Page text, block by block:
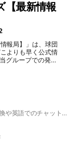
【最新情報
報局】」は、球団
よりも早く公式情
英語全般。英語学習に関する情報交換や英語でのチャットなど。日本語でもOK！ A group for people who learn English. Members are not only Japanese but also foreigners. #海外 #留学 #TOEIC #英検 #英会話 #languages exchange